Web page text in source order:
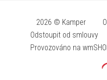
2026 © Kamper
Odstoupit od smlouvy
Provozováno na